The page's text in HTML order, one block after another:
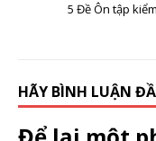
5 Đề Ôn tập
HÃY BÌNH LUẬN